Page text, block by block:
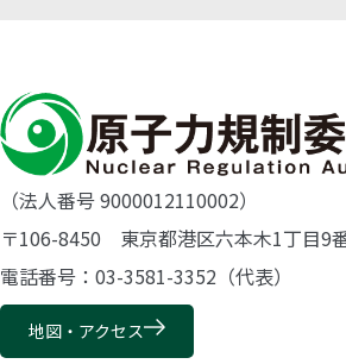
（法人番号 9000012110002）
〒106-8450 東京都港区六本木1丁目9
電話番号：03-3581-3352（代表）
地図・アクセス